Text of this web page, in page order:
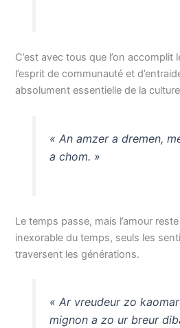
C’est avec tous que l’on
l’esprit de communauté et
absolument essentielle de la
« An amzer a dremen,
a chom. »
Le temps passe, mais l’amour
inexorable du temps, seuls les
traversent les générations.
« Ar vreudeur zo
mignon a zo ur breur